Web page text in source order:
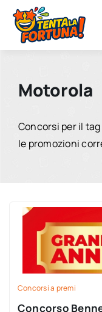
Salta
contenuto
Motorola
Concorsi per il
le promozioni
Concorsi a premi
Concorso